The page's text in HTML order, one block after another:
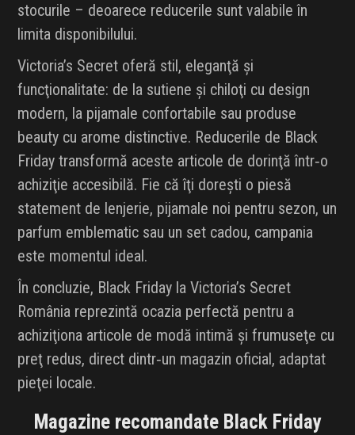
stocurile – deoarece reducerile sunt valabile în
limita disponibilului.
Victoria’s Secret oferă stil, eleganţă şi
funcţionalitate: de la sutiene şi chiloţi cu design
modern, la pijamale confortabile sau produse
beauty cu arome distinctive. Reducerile de Black
Friday transformă aceste articole de dorinţă într‑o
achiziţie accesibilă. Fie că îţi doreşti o piesă
statement de lenjerie, pijamale noi pentru sezon, un
parfum emblematic sau un set cadou, campania
este momentul ideal.
În concluzie, Black Friday la Victoria’s Secret
România reprezintă ocazia perfectă pentru a
achiziţiona articole de modă intimă şi frumuseţe cu
preţ redus, direct dintr‑un magazin oficial, adaptat
pieţei locale.
Magazine recomandate Black Friday